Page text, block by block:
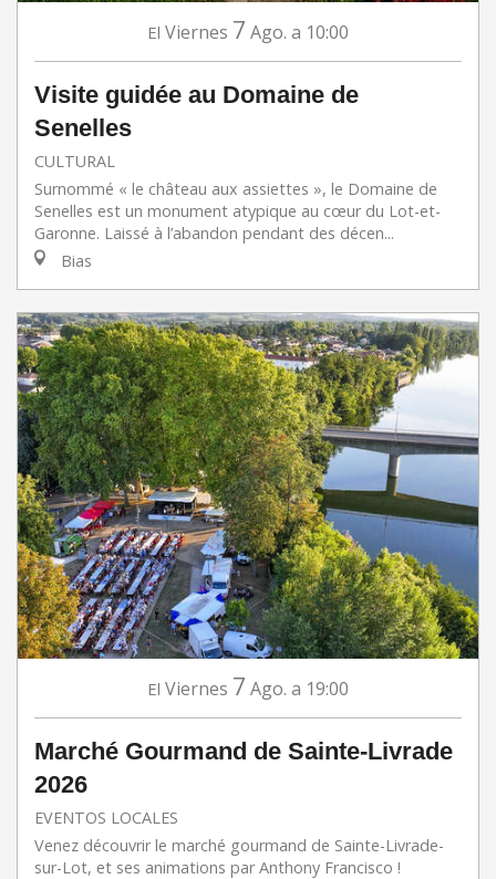
El Viernes 7 Ago. a 10:00
Visite guidée au Domaine de
Senelles
CULTURAL
Surnommé « le château aux assiettes », le Domaine de
Senelles est un monument atypique au cœur du Lot-et-
Garonne. Laissé à l’abandon pendant des décen...
Bias
El Viernes 7 Ago. a 19:00
Marché Gourmand de Sainte-Livrade
2026
EVENTOS LOCALES
Venez découvrir le marché gourmand de Sainte-Livrade-
sur-Lot, et ses animations par Anthony Francisco !